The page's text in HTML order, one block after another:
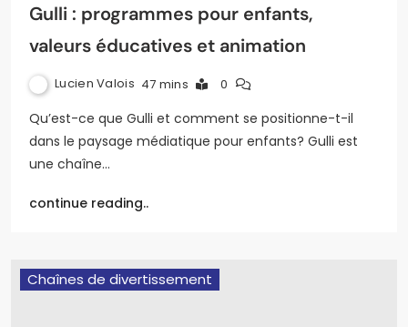
Gulli : programmes pour enfants,
valeurs éducatives et animation
Lucien Valois 47 mins 0
Qu’est-ce que Gulli et comment se positionne-t-il
dans le paysage médiatique pour enfants? Gulli est
une chaîne…
continue reading..
Chaînes de divertissement